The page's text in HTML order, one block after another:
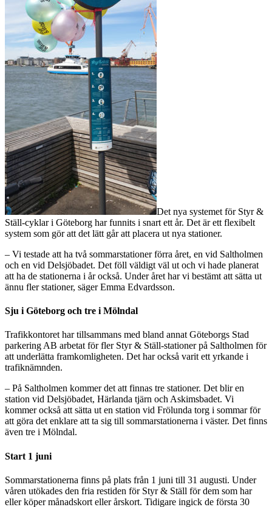
Det nya systemet för Styr &
Ställ-cyklar i Göteborg har funnits i snart ett år. Det är ett flexibelt
system som gör att det lätt går att placera ut nya stationer.
– Vi testade att ha två sommarstationer förra året, en vid Saltholmen
och en vid Delsjöbadet. Det föll väldigt väl ut och vi hade planerat
att ha de stationerna i år också. Under året har vi bestämt att sätta ut
ännu fler stationer, säger Emma Edvardsson.
Sju i Göteborg och tre i Mölndal
Trafikkontoret har tillsammans med bland annat Göteborgs Stad
parkering AB arbetat för fler Styr & Ställ-stationer på Saltholmen för
att underlätta framkomligheten. Det har också varit ett yrkande i
trafiknämnden.
– På Saltholmen kommer det att finnas tre stationer. Det blir en
station vid Delsjöbadet, Härlanda tjärn och Askimsbadet. Vi
kommer också att sätta ut en station vid Frölunda torg i sommar för
att göra det enklare att ta sig till sommarstationerna i väster. Det finns
även tre i Mölndal.
Start 1 juni
Sommarstationerna finns på plats från 1 juni till 31 augusti. Under
våren utökades den fria restiden för Styr & Ställ för dem som har
eller köper månadskort eller årskort. Tidigare ingick de första 30